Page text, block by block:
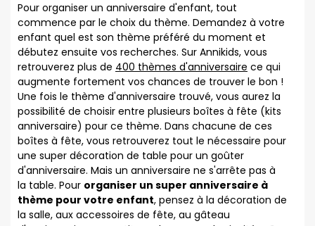
Pour organiser un anniversaire d'enfant, tout
commence par le choix du thème. Demandez à votre
enfant quel est son thème préféré du moment et
débutez ensuite vos recherches. Sur Annikids, vous
retrouverez plus de 400 thèmes d'anniversaire ce qui
augmente fortement vos chances de trouver le bon !
Une fois le thème d'anniversaire trouvé, vous aurez la
possibilité de choisir entre plusieurs boîtes à fête (kits
anniversaire) pour ce thème. Dans chacune de ces
boîtes à fête, vous retrouverez tout le nécessaire pour
une super décoration de table pour un goûter
d'anniversaire. Mais un anniversaire ne s'arrête pas à
la table. Pour organiser un super anniversaire à
thème pour votre enfant, pensez à la décoration de
la salle, aux accessoires de fête, au gâteau